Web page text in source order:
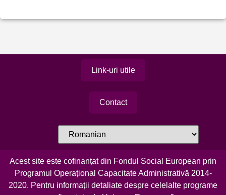
Link-uri utile
Contact
Acest site este cofinanțat din Fondul Social European prin
Programul Operațional Capacitate Administrativă 2014-
2020. Pentru informații detaliate despre celelalte programe